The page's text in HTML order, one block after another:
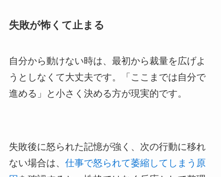
失敗が怖くて止まる
自分から動けない時は、最初から裁量を広げよ
うとしなくて大丈夫です。「ここまでは自分で
進める」と小さく決める方が現実的です。
失敗後に怒られた記憶が強く、次の行動に移れ
ない場合は、 仕事で怒られて萎縮してしまう原